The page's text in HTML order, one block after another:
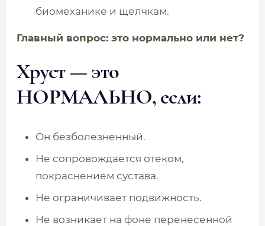
биомеханике и щелчкам.
Главный вопрос: это нормально или нет?
Хруст — это
НОРМАЛЬНО, если:
Он безболезненный.
Не сопровождается отеком,
покраснением сустава.
Не ограничивает подвижность.
Не возникает на фоне перенесенной